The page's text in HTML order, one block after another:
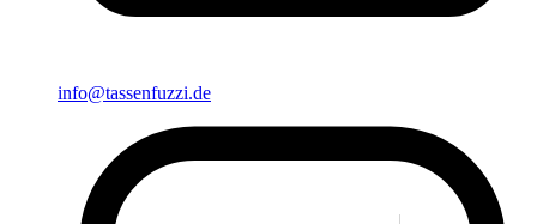
info@tassenfuzzi.de